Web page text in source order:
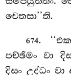
චෙතසා’’ති.
674.
පච්ඡිමං වා
දිසං උද්ධං වා